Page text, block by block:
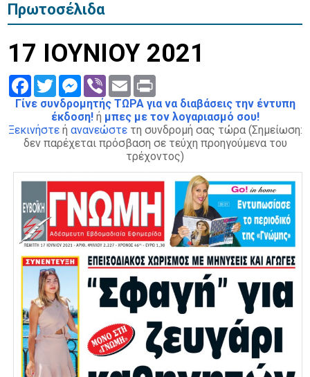
Πρωτοσέλιδα
17 ΙΟΥΝΙΟΥ 2021
FacebookTwitter Messenger
Viber Email
Γίνε συνδρομητής ΤΩΡΑ για να διαβάσεις την έντυπη
έκδοση!ή μπες με τον λογαριασμό σου!
Ξεκινήστεή ανανεώστετη συνδρομή σας τώρα (Σημείωση:
δεν παρέχεται πρόσβαση σε τεύχη προηγούμενα του
τρέχοντος)